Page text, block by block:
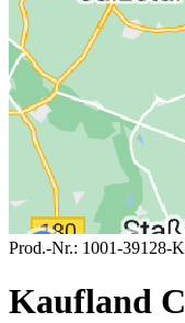
Prod.-Nr.: 1001-39128-
Kaufland